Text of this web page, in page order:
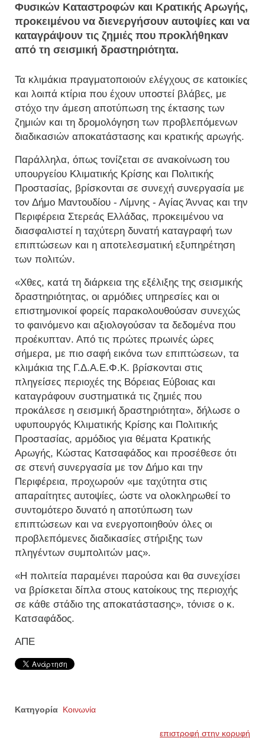
Φυσικών Καταστροφών και Κρατικής Αρωγής,
προκειμένου να διενεργήσουν αυτοψίες και να
καταγράψουν τις ζημιές που προκλήθηκαν
από τη σεισμική δραστηριότητα.
Τα κλιμάκια πραγματοποιούν ελέγχους σε κατοικίες
και λοιπά κτίρια που έχουν υποστεί βλάβες, με
στόχο την άμεση αποτύπωση της έκτασης των
ζημιών και τη δρομολόγηση των προβλεπόμενων
διαδικασιών αποκατάστασης και κρατικής αρωγής.
Παράλληλα, όπως τονίζεται σε ανακοίνωση του
υπουργείου Κλιματικής Κρίσης και Πολιτικής
Προστασίας, βρίσκονται σε συνεχή συνεργασία με
τον Δήμο Μαντουδίου - Λίμνης - Αγίας Άννας και την
Περιφέρεια Στερεάς Ελλάδας, προκειμένου να
διασφαλιστεί η ταχύτερη δυνατή καταγραφή των
επιπτώσεων και η αποτελεσματική εξυπηρέτηση
των πολιτών.
«Χθες, κατά τη διάρκεια της εξέλιξης της σεισμικής
δραστηριότητας, οι αρμόδιες υπηρεσίες και οι
επιστημονικοί φορείς παρακολουθούσαν συνεχώς
το φαινόμενο και αξιολογούσαν τα δεδομένα που
προέκυπταν. Από τις πρώτες πρωινές ώρες
σήμερα, με πιο σαφή εικόνα των επιπτώσεων, τα
κλιμάκια της Γ.Δ.Α.Ε.Φ.Κ. βρίσκονται στις
πληγείσες περιοχές της Βόρειας Εύβοιας και
καταγράφουν συστηματικά τις ζημιές που
προκάλεσε η σεισμική δραστηριότητα», δήλωσε ο
υφυπουργός Κλιματικής Κρίσης και Πολιτικής
Προστασίας, αρμόδιος για θέματα Κρατικής
Αρωγής, Κώστας Κατσαφάδος και προσέθεσε ότι
σε στενή συνεργασία με τον Δήμο και την
Περιφέρεια, προχωρούν «με ταχύτητα στις
απαραίτητες αυτοψίες, ώστε να ολοκληρωθεί το
συντομότερο δυνατό η αποτύπωση των
επιπτώσεων και να ενεργοποιηθούν όλες οι
προβλεπόμενες διαδικασίες στήριξης των
πληγέντων συμπολιτών μας».
«Η πολιτεία παραμένει παρούσα και θα συνεχίσει
να βρίσκεται δίπλα στους κατοίκους της περιοχής
σε κάθε στάδιο της αποκατάστασης», τόνισε ο κ.
Κατσαφάδος.
ΑΠΕ
Κατηγορία Κοινωνία
επιστροφή στην κορυφή